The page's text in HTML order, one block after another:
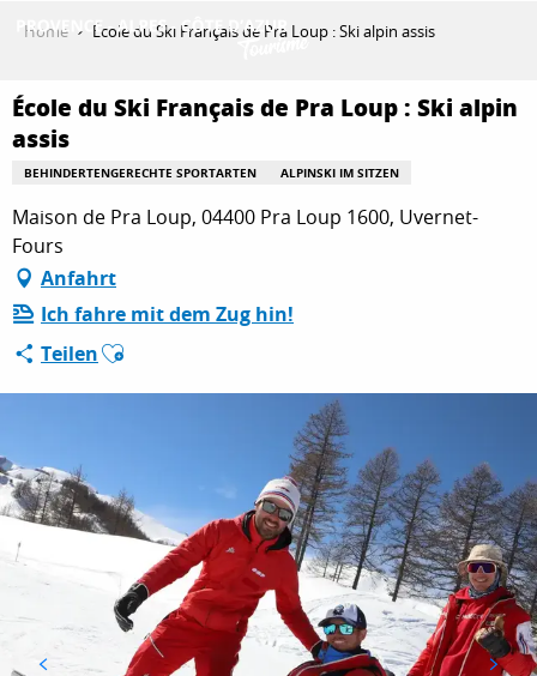
principal
ENTDECKEN
AKTIVITÄTEN
AUFENTHALT
ESPACE PRO
Home École du Ski Français de Pra Loup : Ski alpin assis
École du Ski Français de Pra Loup : Ski alpin
assis
BEHINDERTENGERECHTE SPORTARTEN ALPINSKI IM SITZEN
Maison de Pra Loup, 04400 Pra Loup 1600, Uvernet-
Fours
Anfahrt
Ich fahre mit dem Zug hin!
TeilenAjouter aux favoris